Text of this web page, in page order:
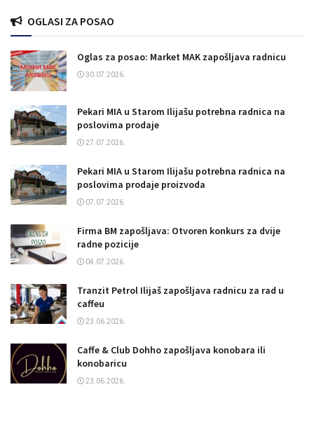
OGLASI ZA POSAO
Oglas za posao: Market MAK zapošljava radnicu
30.07.2026.
Pekari MIA u Starom Ilijašu potrebna radnica na
poslovima prodaje
27.07.2026.
Pekari MIA u Starom Ilijašu potrebna radnica na
poslovima prodaje proizvoda
07.07.2026.
Firma BM zapošljava: Otvoren konkurs za dvije
radne pozicije
04.07.2026.
Tranzit Petrol Ilijaš zapošljava radnicu za rad u
caffeu
23.06.2026.
Caffe & Club Dohho zapošljava konobara ili
konobaricu
23.06.2026.